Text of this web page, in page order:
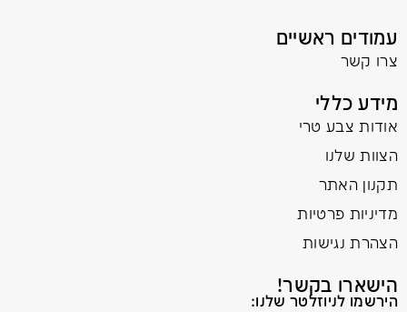
עמודים ראשיים
צרו קשר
מידע כללי
אודות צבע טרי
הצוות שלנו
תקנון האתר
מדיניות פרטיות
הצהרת נגישות
הישארו בקשר!
הירשמו לניוזלטר שלנו: